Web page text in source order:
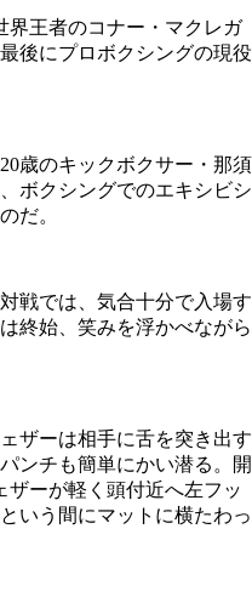
王者のコナー・マクレガ
後にプロボクシングの現役
歳のキックボクサー・那須
ボクシングでのエキシビシ
だ。
戦では、気合十分で入場す
終始、笑みを浮かべながら
ザーは相手に舌を突き出す
ンチも簡単にかい潜る。開
ザーが軽く頭付近へ左フッ
いう間にマットに横たわっ